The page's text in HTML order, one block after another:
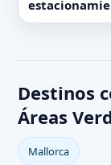
Destinos
Áreas
Mallorca